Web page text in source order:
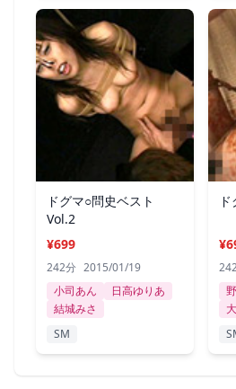
ドグマ○問史ベスト
Vol.2
¥699
242分 2015/01/19
小司あん
日高ゆりあ
結城みさ
SM